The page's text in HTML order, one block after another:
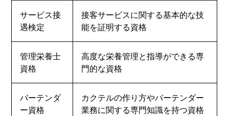
サービス接
遇検定
接客サービスに関する基本的な技
能を証明する資格
管理栄養士
資格
高度な栄養管理と指導ができる専
門的な資格
バーテンダ
ー資格
カクテルの作り方やバーテンダー
業務に関する専門知識を持つ資格